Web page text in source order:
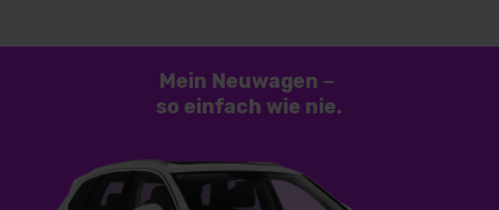
Mein Neuwagen –
so einfach wie nie.